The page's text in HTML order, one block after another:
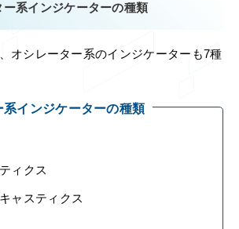
ー系インジケーターの種類
オシレーター系のインジケーターも7種
インジケーターの種類
ィクス
ャスティクス